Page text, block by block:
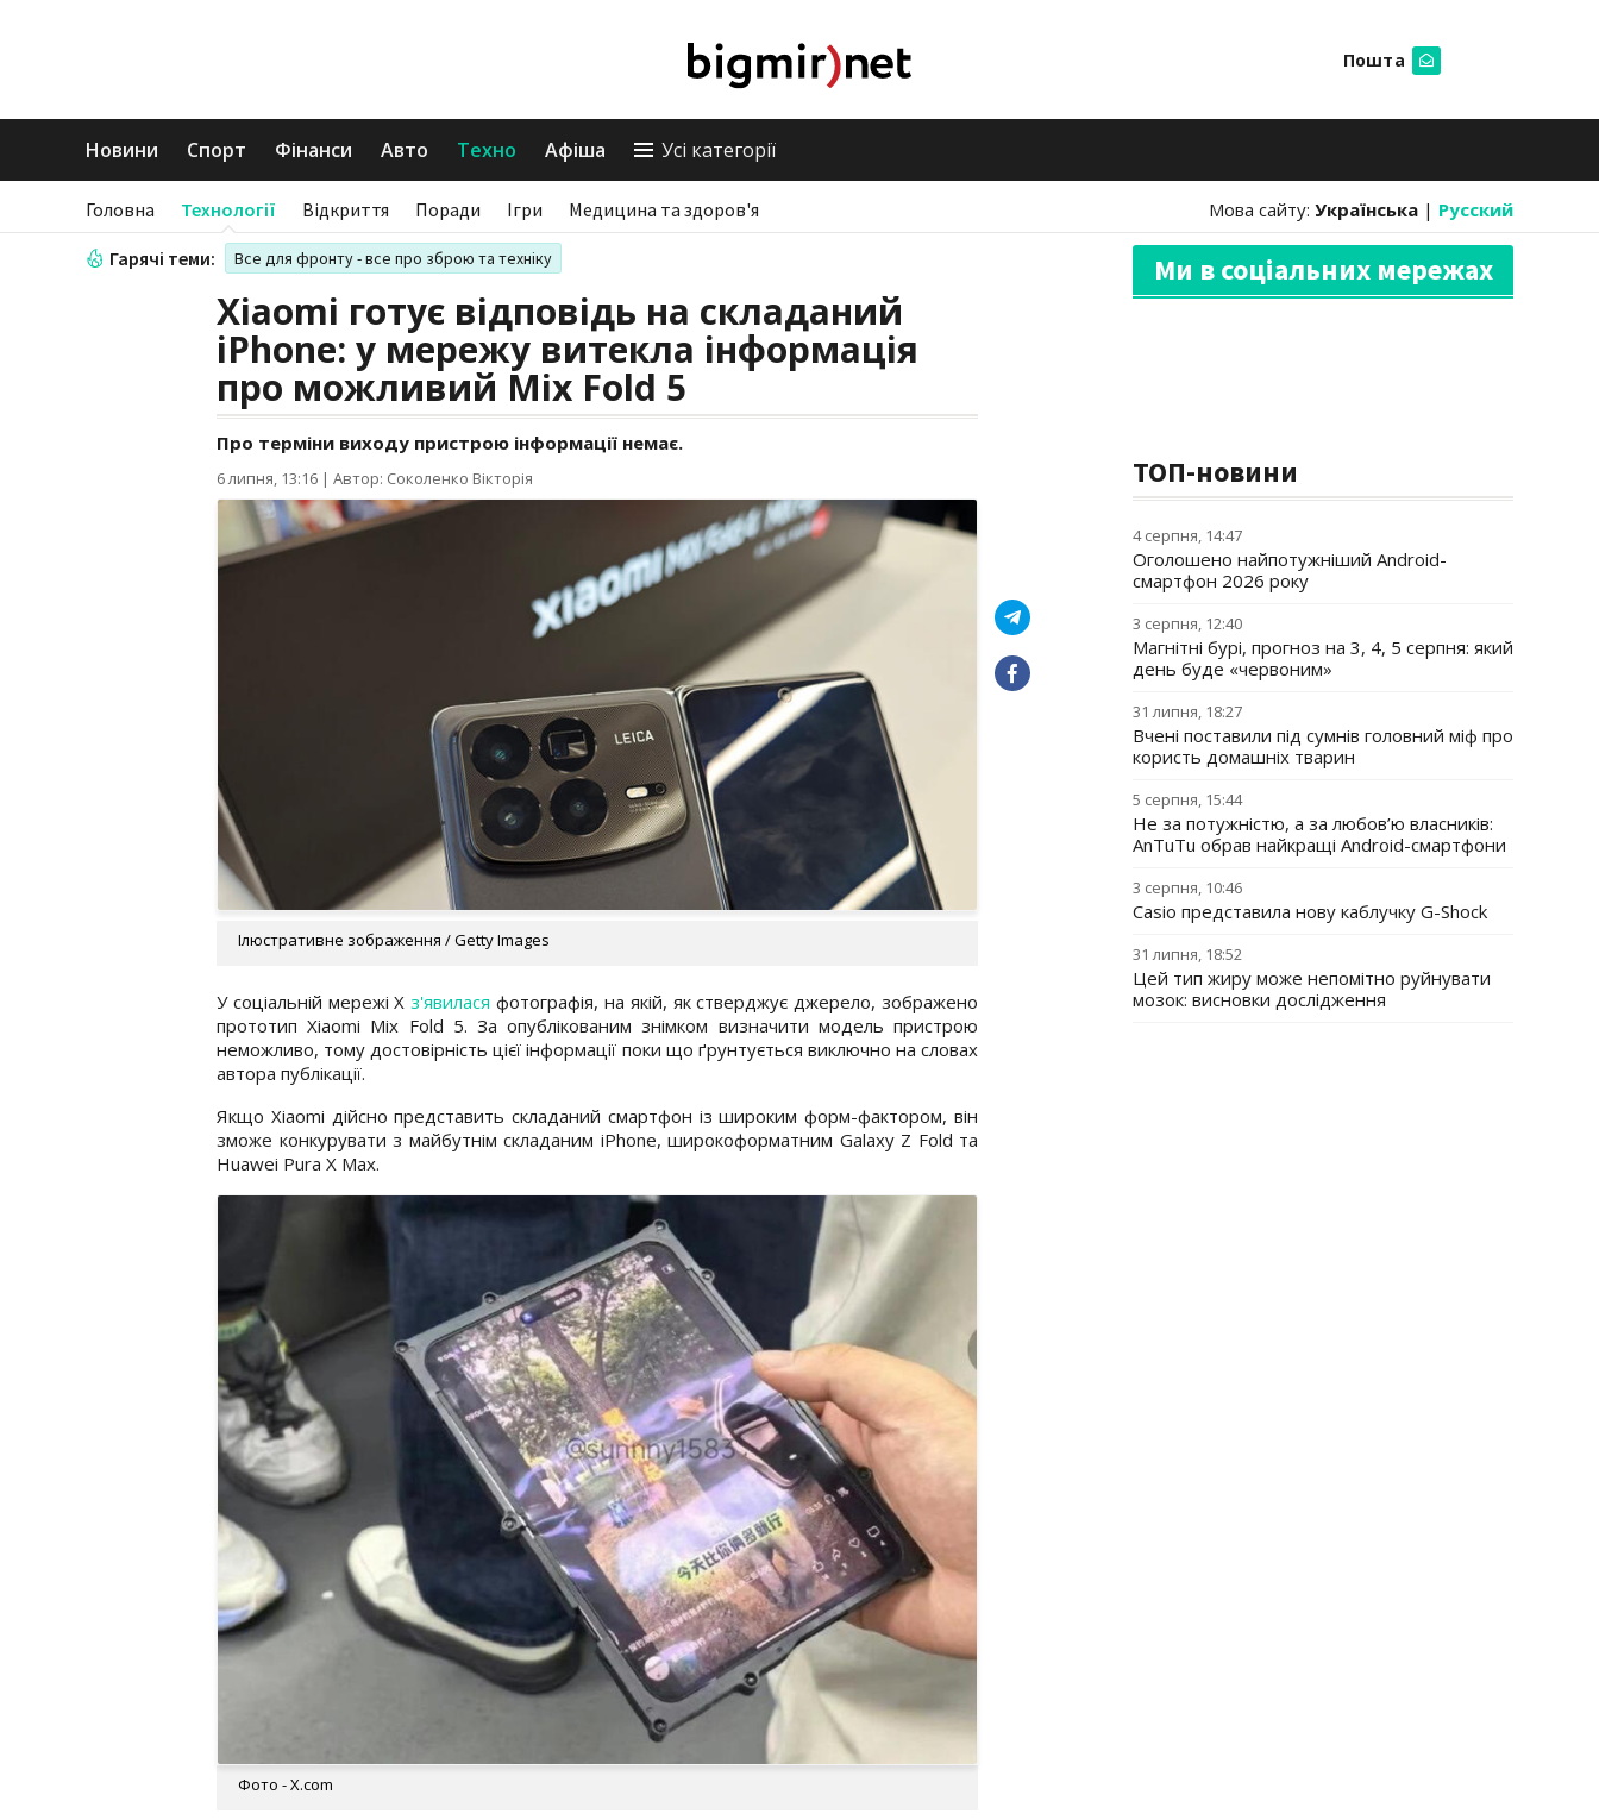
Пошта
Новини Спорт Фінанси Авто Техно Афіша Усі категорії
Головна Технології Відкриття Поради Ігри Медицина та здоров'я Мова сайту: Українська | Русский
Гарячі теми: Все для фронту - все про зброю та техніку
Xiaomi готує відповідь на складаний
iPhone: у мережу витекла інформація
про можливий Mix Fold 5
Про терміни виходу пристрою інформації немає.
6 липня, 13:16 | Автор: Соколенко Вікторія
Ілюстративне зображення / Getty Images
У соціальній мережі Xз'явилася фотографія, на якій, як стверджує джерело, зображено
прототип Xiaomi Mix Fold 5. За опублікованим знімком визначити модель пристрою
неможливо, тому достовірність цієї інформації поки що ґрунтується виключно на словах
автора публікації.
Якщо Xiaomi дійсно представить складаний смартфон із широким форм-фактором, він
зможе конкурувати з майбутнім складаним iPhone, широкоформатним Galaxy Z Fold та
Huawei Pura X Max.
Фото - Х.com
Ми в соціальних мережах
ТОП-новини
4 серпня, 14:47
Оголошено найпотужніший Android-
смартфон 2026 року
3 серпня, 12:40
Магнітні бурі, прогноз на 3, 4, 5 серпня: який
день буде «червоним»
31 липня, 18:27
Вчені поставили під сумнів головний міф про
користь домашніх тварин
5 серпня, 15:44
Не за потужністю, а за любов’ю власників:
AnTuTu обрав найкращі Android-смартфони
3 серпня, 10:46
Casio представила нову каблучку G-Shock
31 липня, 18:52
Цей тип жиру може непомітно руйнувати
мозок: висновки дослідження